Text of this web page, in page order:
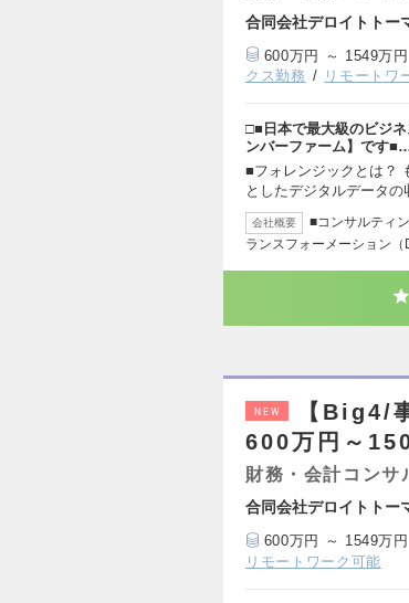
合同会社デロイトトー
600万円 ～ 1549万円
クス勤務
リモートワ
□■日本で最大級のビジ
ンバーファーム】です
■フォレンジックとは？
としたデジタルデータ
会社概要
■コンサルティ
ランスフォーメーション
NEW
【Big4/
600万円～
財務・会計コンサ
合同会社デロイトトー
600万円 ～ 1549万円
リモートワーク可能